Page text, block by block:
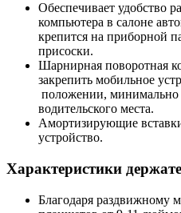
Обеспечивает удобство
компьютера в салоне
крепится на приборной
присоски.
Шарнирная поворотная
закрепить мобильное
положении, минимально
водительского места.
Амортизирующие
устройство.
Характеристики
Благодаря раздвижному